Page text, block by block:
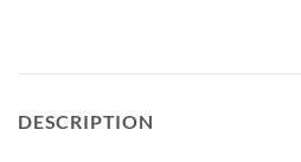
DESCRIPTION